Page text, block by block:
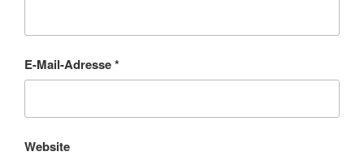
E-Mail-Adresse*
Website